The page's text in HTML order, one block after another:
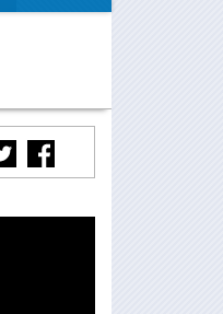
TWITTERFACEBOOK